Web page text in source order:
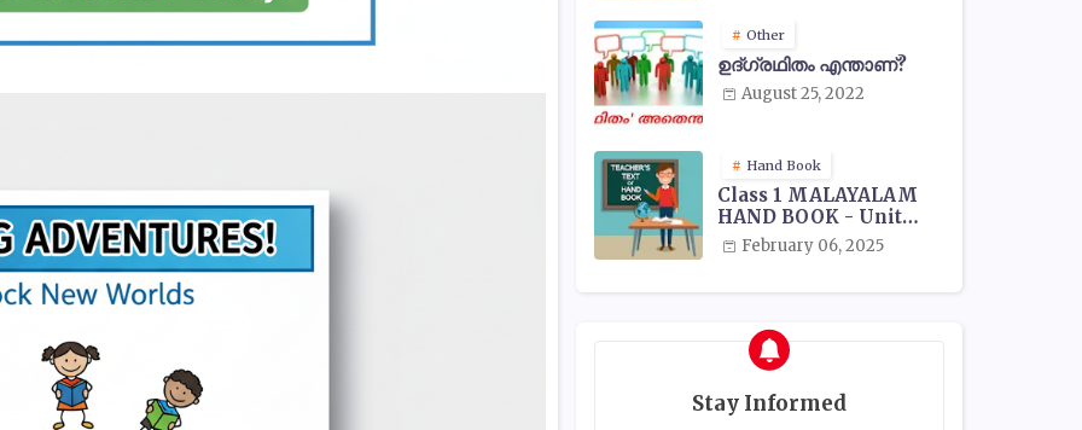
Other
ഉദ്ഗ്രഥിതം എന്താണ്?
August 25, 2022
Hand Book
Class 1 MALAYALAM
HAND BOOK - Unit
WiseFebruary 06, 2025
Stay Informed